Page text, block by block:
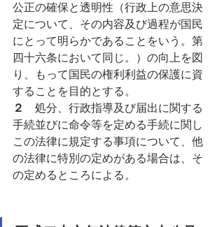
公正の確保と透明性（行政上の意思決
定について、その内容及び過程が国民
にとって明らかであることをいう。第
四十六条において同じ。）の向上を図
り、もって国民の権利利益の保護に資
することを目的とする。
２ 処分、行政指導及び届出に関する
手続並びに命令等を定める手続に関し
この法律に規定する事項について、他
の法律に特別の定めがある場合は、そ
の定めるところによる。